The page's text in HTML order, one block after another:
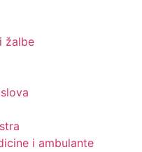
žalbe
i ambulante